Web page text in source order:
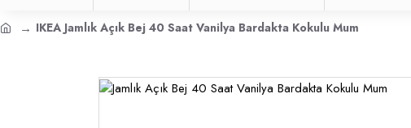
IKEA Jamlık Açık Bej 40 Saat Vanilya Bardakta Kokulu Mum